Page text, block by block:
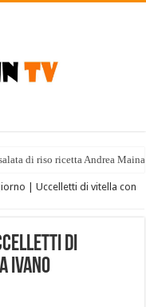
di riso ricetta Andrea
| Uccelletti di vitella con
di
Ivano